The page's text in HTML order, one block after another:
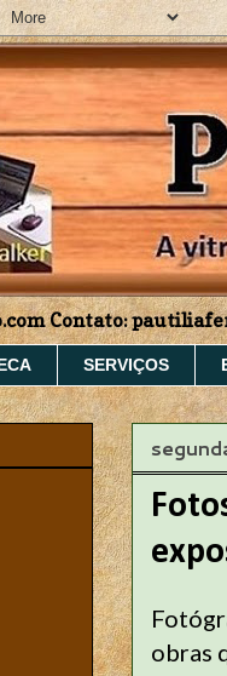
Contato:
SERVIÇOS
obras